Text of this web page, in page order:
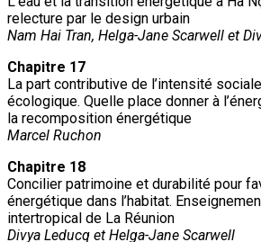
relecture par le design urbain
Nam Hai Tran, Helga-Jane Scarwell et
Chapitre 17
La part contributive de l’intensité
écologique. Quelle place donner à
la recomposition énergétique
Marcel Ruchon
Chapitre 18
Concilier patrimoine et durabilité pour
énergétique dans l’habitat.
intertropical de La Réunion
Divya Leducq et Helga-Jane Scarwell